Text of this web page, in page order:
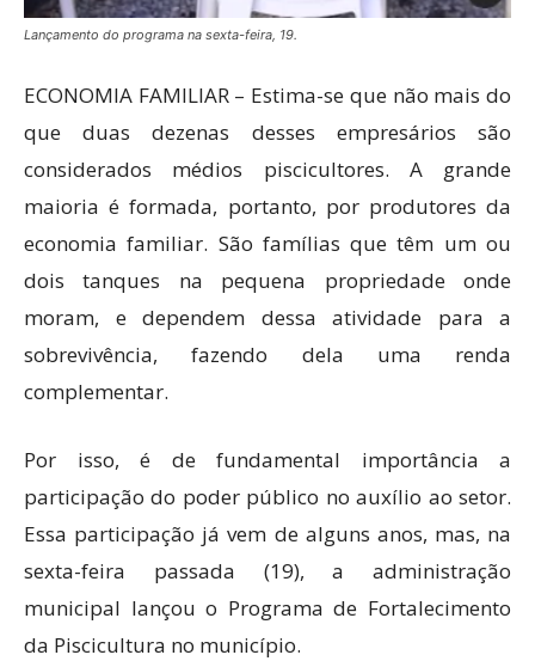
Lançamento do programa na sexta-feira, 19.
ECONOMIA FAMILIAR – Estima-se que não mais do
que duas dezenas desses empresários são
considerados médios piscicultores. A grande
maioria é formada, portanto, por produtores da
economia familiar. São famílias que têm um ou
dois tanques na pequena propriedade onde
moram, e dependem dessa atividade para a
sobrevivência, fazendo dela uma renda
complementar.
Por isso, é de fundamental importância a
participação do poder público no auxílio ao setor.
Essa participação já vem de alguns anos, mas, na
sexta-feira passada (19), a administração
municipal lançou o Programa de Fortalecimento
da Piscicultura no município.